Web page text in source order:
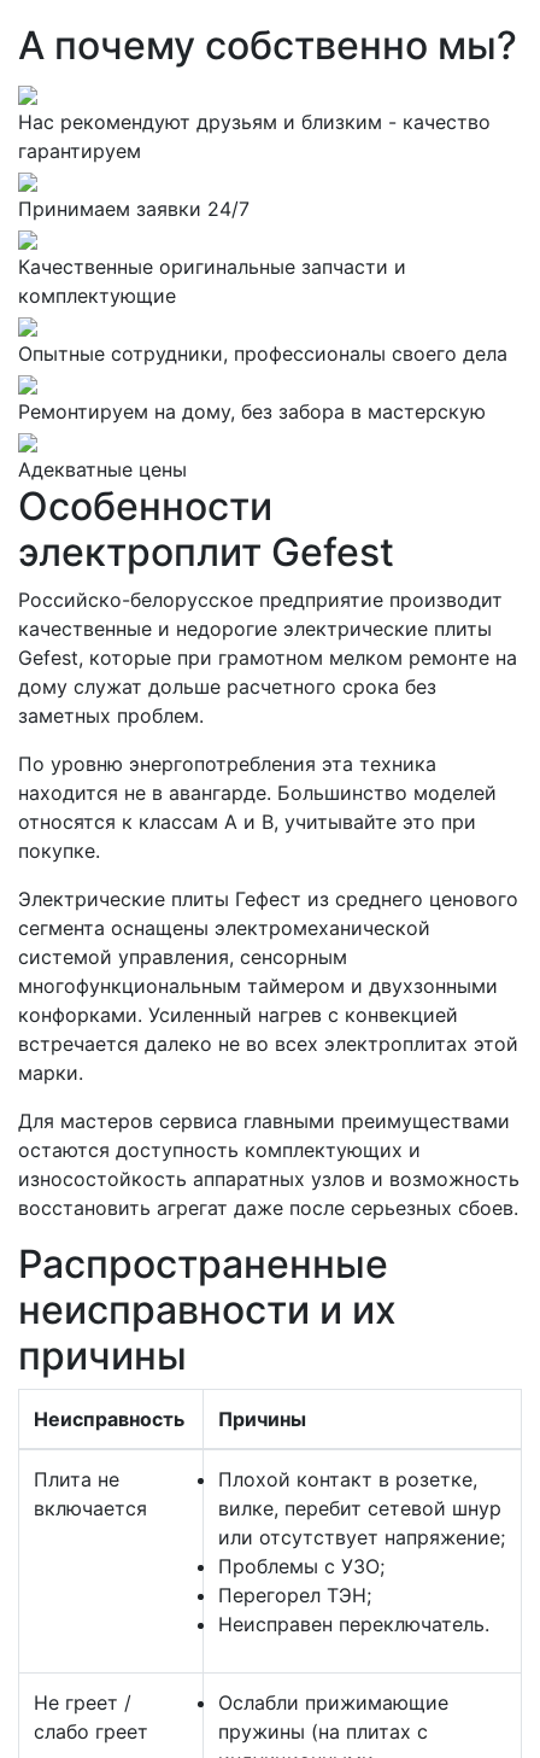
А почему собственно мы?
Нас рекомендуют друзьям и близким - качество
гарантируем
Принимаем заявки 24/7
Качественные оригинальные запчасти и
комплектующие
Опытные сотрудники, профессионалы своего дела
Ремонтируем на дому, без забора в мастерскую
Адекватные цены
Особенности
электроплит Gefest
Российско-белорусское предприятие производит
качественные и недорогие электрические плиты
Gefest, которые при грамотном мелком ремонте на
дому служат дольше расчетного срока без
заметных проблем.
По уровню энергопотребления эта техника
находится не в авангарде. Большинство моделей
относятся к классам A и B, учитывайте это при
покупке.
Электрические плиты Гефест из среднего ценового
сегмента оснащены электромеханической
системой управления, сенсорным
многофункциональным таймером и двухзонными
конфорками. Усиленный нагрев с конвекцией
встречается далеко не во всех электроплитах этой
марки.
Для мастеров сервиса главными преимуществами
остаются доступность комплектующих и
износостойкость аппаратных узлов и возможность
восстановить агрегат даже после серьезных сбоев.
Распространенные
неисправности и их
причины
Неисправность Причины
Плита не
включается
Плохой контакт в розетке,
вилке, перебит сетевой шнур
или отсутствует напряжение;
Проблемы с УЗО;
Перегорел ТЭН;
Неисправен переключатель.
Не греет /
слабо греет
Ослабли прижимающие
пружины (на плитах с